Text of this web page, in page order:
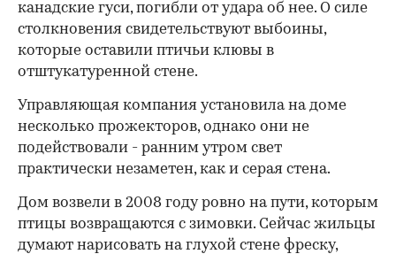
канадские гуси, погибли от удара об нее. О силе
столкновения свидетельствуют выбоины,
которые оставили птичьи клювы в
отштукатуренной стене.
Управляющая компания установила на доме
несколько прожекторов, однако они не
подействовали - ранним утром свет
практически незаметен, как и серая стена.
Дом возвели в 2008 году ровно на пути, которым
птицы возвращаются с зимовки. Сейчас жильцы
думают нарисовать на глухой стене фреску,